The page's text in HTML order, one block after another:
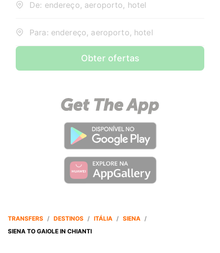
De: endereço, aeroporto, hotel
Para: endereço, aeroporto, hotel
Obter ofertas
TRANSFERS / DESTINOS / ITÁLIA / SIENA /
SIENA TO GAIOLE IN CHIANTI